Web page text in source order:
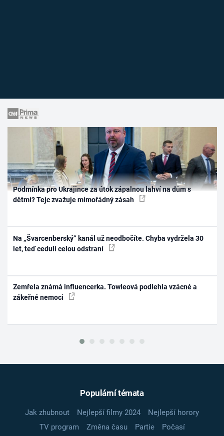
Podmínka pro Ukrajince za útok zápalnou lahví na dům s
dětmi? Tejc zvažuje mimořádný zásah
Na „Švarcenberský“ kanál už neodbočíte. Chyba vydržela 30
let, teď ceduli celou odstraní
Zemřela známá influencerka. Towleová podlehla vzácné a
zákeřné nemoci
Populární témata
Jak zhubnout Nejlepší filmy 2024
Nejlepší horory
TV program
Změna času Partie
Počasí